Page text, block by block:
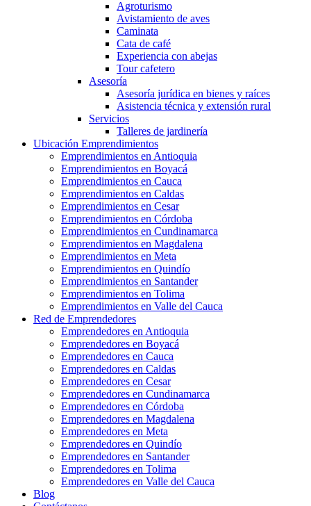
Agroturismo
Avistamiento de aves
Caminata
Cata de café
Experiencia con abejas
Tour cafetero
Asesoría
Asesoría jurídica en bienes y raíces
Asistencia técnica y extensión rural
Servicios
Talleres de jardinería
Ubicación Emprendimientos
Emprendimientos en Antioquia
Emprendimientos en Boyacá
Emprendimientos en Cauca
Emprendimientos en Caldas
Emprendimientos en Cesar
Emprendimientos en Córdoba
Emprendimientos en Cundinamarca
Emprendimientos en Magdalena
Emprendimientos en Meta
Emprendimientos en Quindío
Emprendimientos en Santander
Emprendimientos en Tolima
Emprendimientos en Valle del Cauca
Red de Emprendedores
Emprendedores en Antioquia
Emprendedores en Boyacá
Emprendedores en Cauca
Emprendedores en Caldas
Emprendedores en Cesar
Emprendedores en Cundinamarca
Emprendedores en Córdoba
Emprendedores en Magdalena
Emprendedores en Meta
Emprendedores en Quindío
Emprendedores en Santander
Emprendedores en Tolima
Emprendedores en Valle del Cauca
Blog